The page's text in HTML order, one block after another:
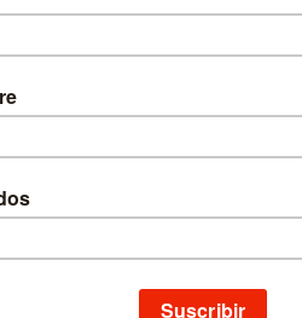
Actualidad de la sociología
indispensable para hacer sociología:
consiste en manifes...
16,00 €